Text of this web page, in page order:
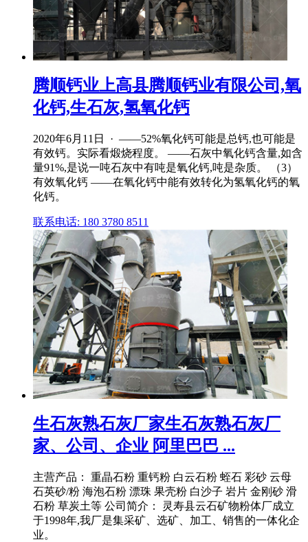
腾顺钙业上高县腾顺钙业有限公司,氧
化钙,生石灰,氢氧化钙
2020年6月11日 · ——52%氧化钙可能是总钙,也可能是
有效钙。实际看煅烧程度。 ——石灰中氧化钙含量,如含
量91%,是说一吨石灰中有吨是氧化钙,吨是杂质。 （3）
有效氧化钙 ——在氧化钙中能有效转化为氢氧化钙的氧
化钙。
联系电话: 180 3780 8511
生石灰熟石灰厂家生石灰熟石灰厂
家、公司、企业 阿里巴巴 ...
主营产品： 重晶石粉 重钙粉 白云石粉 蛭石 彩砂 云母
石英砂/粉 海泡石粉 漂珠 果壳粉 白沙子 岩片 金刚砂 滑
石粉 草炭土等 公司简介： 灵寿县云石矿物粉体厂成立
于1998年,我厂是集采矿、选矿、加工、销售的一体化企
业。